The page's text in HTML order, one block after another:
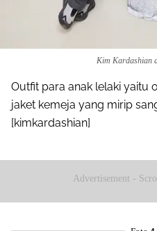
Kim Kardashian
Outfit para anak lelaki yaitu
jaket kemeja yang mirip
[kimkardashian]
Advertisement -